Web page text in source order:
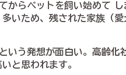
からペットを飼い始めて
いため、残された家族（
いう発想が面白い。高齢
と思われます。